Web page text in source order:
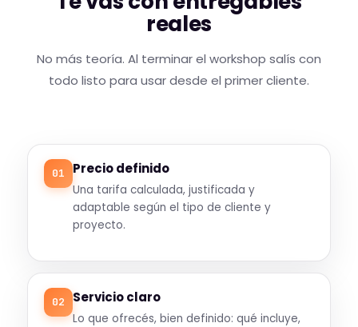
reales
No más teoría. Al terminar el workshop salís con
todo listo para usar desde el primer cliente.
01 Precio definido
Una tarifa calculada, justificada y
adaptable según el tipo de cliente y
proyecto.
02 Servicio claro
Lo que ofrecés, bien definido: qué incluye,